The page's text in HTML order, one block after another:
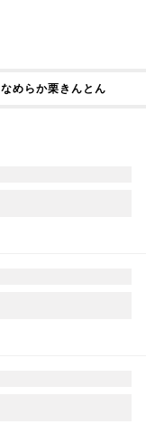
なめらか栗きんとん